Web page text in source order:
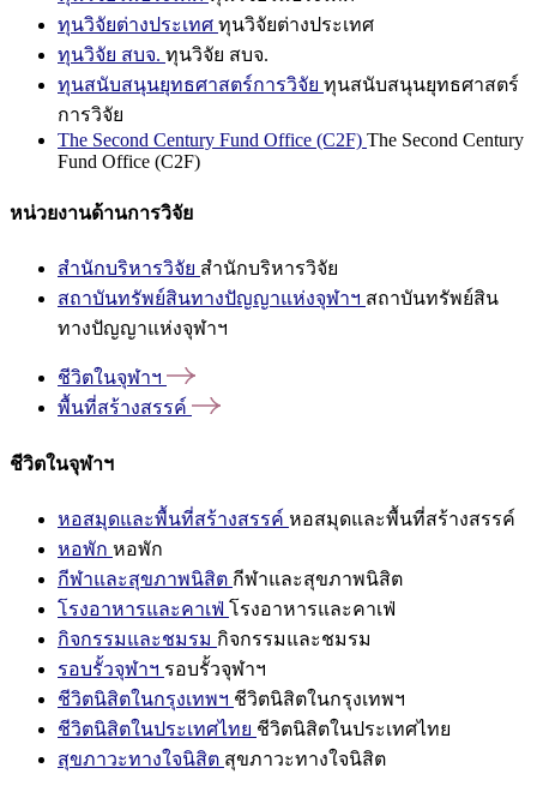
ทุนวิจัยต่างประเทศ ทุนวิจัยต่างประเทศ
ทุนวิจัย สบจ. ทุนวิจัย สบจ.
ทุนสนับสนุนยุทธศาสตร์การวิจัย ทุนสนับสนุนยุทธศาสตร์
การวิจัย
The Second Century Fund Office (C2F) The Second Century
Fund Office (C2F)
หน่วยงานด้านการวิจัย
สำนักบริหารวิจัย สำนักบริหารวิจัย
สถาบันทรัพย์สินทางปัญญาแห่งจุฬาฯ สถาบันทรัพย์สิน
ทางปัญญาแห่งจุฬาฯ
ชีวิตในจุฬาฯ
พื้นที่สร้างสรรค์
ชีวิตในจุฬาฯ
หอสมุดและพื้นที่สร้างสรรค์ หอสมุดและพื้นที่สร้างสรรค์
หอพัก หอพัก
กีฬาและสุขภาพนิสิต กีฬาและสุขภาพนิสิต
โรงอาหารและคาเฟ่ โรงอาหารและคาเฟ่
กิจกรรมและชมรม กิจกรรมและชมรม
รอบรั้วจุฬาฯ รอบรั้วจุฬาฯ
ชีวิตนิสิตในกรุงเทพฯ ชีวิตนิสิตในกรุงเทพฯ
ชีวิตนิสิตในประเทศไทย ชีวิตนิสิตในประเทศไทย
สุขภาวะทางใจนิสิต สุขภาวะทางใจนิสิต